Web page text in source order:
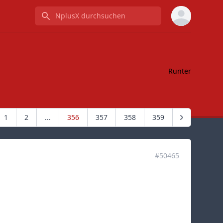
NplusX durchsuchen
Runter
1 2 ... 356 357 358 359
#50465